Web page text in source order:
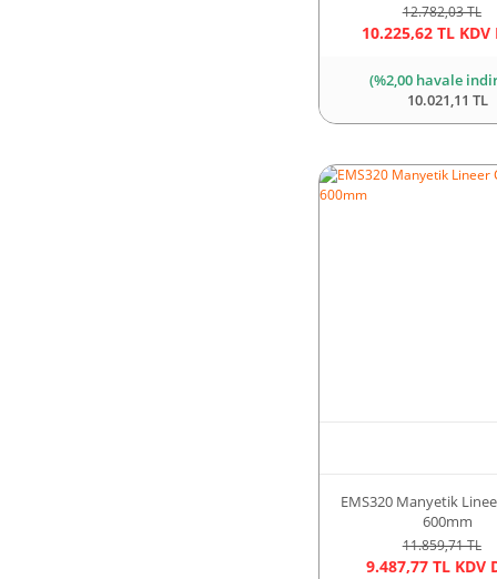
12.782,03 TL
10.225,62 TL KDV
(%2,00 havale
10.021,11 TL
EMS320 Manyetik
600mm
11.859,71 TL
9.487,77 TL KDV